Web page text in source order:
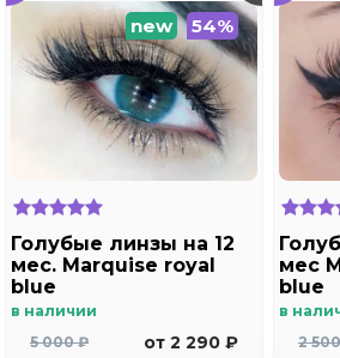
new 54%
Голубые линзы на 12
мес. Marquise royal
blue
в наличии
5 000 ₽
от 2 290 ₽
мес
blue
в
2